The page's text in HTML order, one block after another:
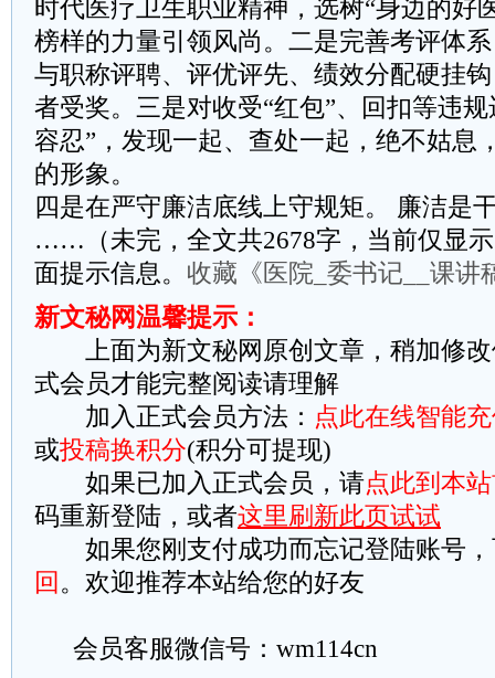
时代医疗卫生职业精神，选树“身边的好
榜样的力量引领风尚。二是完善考评体
与职称评聘、评优评先、绩效分配硬挂
者受奖。三是对收受“红包”、回扣等违
容忍”，发现一起、查处一起，绝不姑息
的形象。
四是在严守廉洁底线上守规矩。 廉洁是
……（未完，全文共2678字，当前仅显
面提示信息。 收藏《医院_委书记__课讲
新文秘网温馨提示：
上面为新文秘网原创文章，稍加修改
式会员才能完整阅读请理解
加入正式会员方法： 点此在线智能
或投稿换积分(积分可提现)
如果已加入正式会员，请点此到本
码重新登陆，或者这里刷新此页试试
如果您刚支付成功而忘记登陆账号，
回 。欢迎推荐本站给您的好友
会员客服微信号：wm114cn